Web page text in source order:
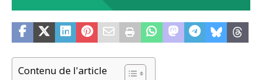
Contenu de l'article